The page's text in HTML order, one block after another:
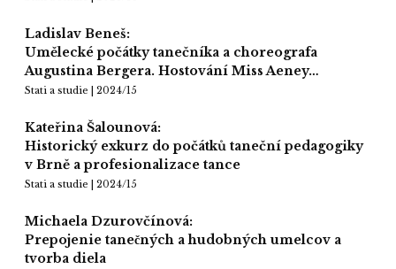
Ladislav Beneš:
Umělecké počátky tanečníka a choreografa
Augustina Bergera. Hostování Miss Aeney…
Stati a studie | 2024/15
Kateřina Šalounová:
Historický exkurz do počátků taneční pedagogiky
v Brně a profesionalizace tance
Stati a studie | 2024/15
Michaela Dzurovčínová:
Prepojenie tanečných a hudobných umelcov a
tvorba diela